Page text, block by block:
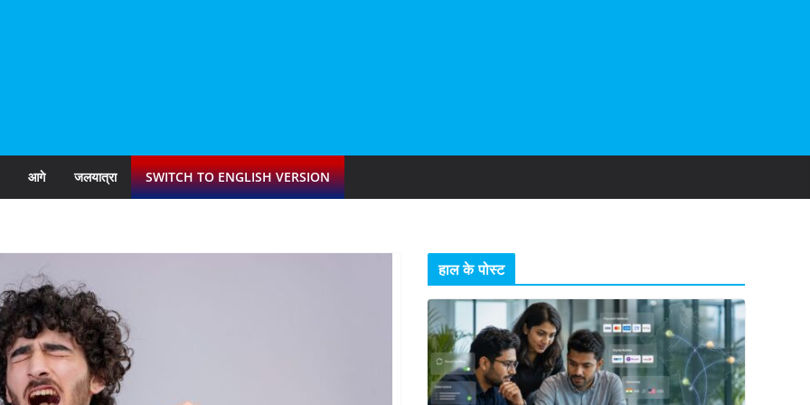
आगे जलयात्रा SWITCH TO ENGLISH VERSION
हाल के पोस्ट